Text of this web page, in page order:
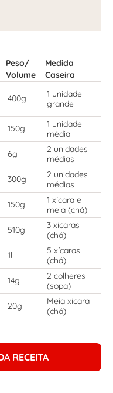
Peso/
Volume
Medida
Caseira
400g
1 unidade
grande
150g
1 unidade
média
6g
2 unidades
médias
300g
2 unidades
médias
150g
1 xícara e
meia (chá)
510g
3 xícaras
(chá)
1l
5 xícaras
(chá)
14g
2 colheres
(sopa)
20g
Meia xícara
(chá)
RECEITA